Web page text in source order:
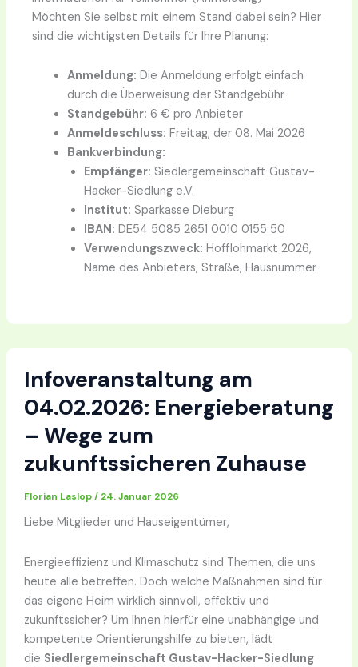
Möchten Sie selbst mit einem Stand dabei sein? Hier
sind die wichtigsten Details für Ihre Planung:
Anmeldung: Die Anmeldung erfolgt einfach
durch die Überweisung der Standgebühr
Standgebühr: 6 € pro Anbieter
Anmeldeschluss: Freitag, der 08. Mai 2026
Bankverbindung:
Empfänger: Siedlergemeinschaft Gustav-
Hacker-Siedlung e.V.
Institut: Sparkasse Dieburg
IBAN: DE54 5085 2651 0010 0155 50
Verwendungszweck: Hofflohmarkt 2026,
Name des Anbieters, Straße, Hausnummer
Infoveranstaltung am
04.02.2026: Energieberatung
– Wege zum
zukunftssicheren Zuhause
Florian Laslop/ 24. Januar 2026
Liebe Mitglieder und Hauseigentümer,
Energieeffizienz und Klimaschutz sind Themen, die uns
heute alle betreffen. Doch welche Maßnahmen sind für
das eigene Heim wirklich sinnvoll, effektiv und
zukunftssicher? Um Ihnen hierfür eine unabhängige und
kompetente Orientierungshilfe zu bieten, lädt
die Siedlergemeinschaft Gustav-Hacker-Siedlung